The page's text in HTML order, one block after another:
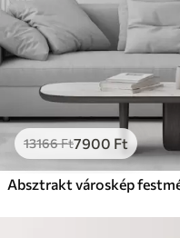
13166Ft7900 Ft